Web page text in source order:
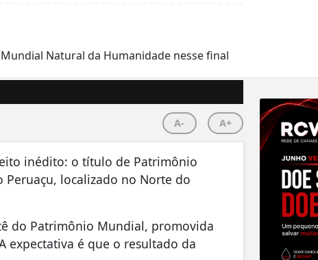
A- A+
inédito: o título de Patrimônio
localizado no Norte do
do Patrimônio Mundial, promovida
expectativa é que o resultado da